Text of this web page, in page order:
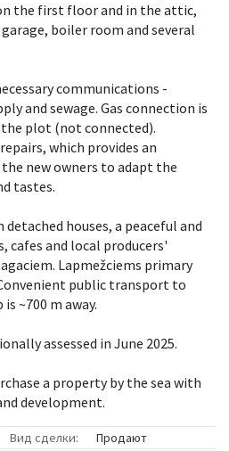
the first floor and in the attic,
boiler room and several
communications -
and sewage. Gas connection is
plot (not connected).
which provides an
new owners to adapt the
tastes.
houses, a peaceful and
cafes and local producers'
Lapmežciems primary
public transport to
~700 m away.
assessed in June 2025.
a property by the sea with
development.
Вид сделки:
Продают